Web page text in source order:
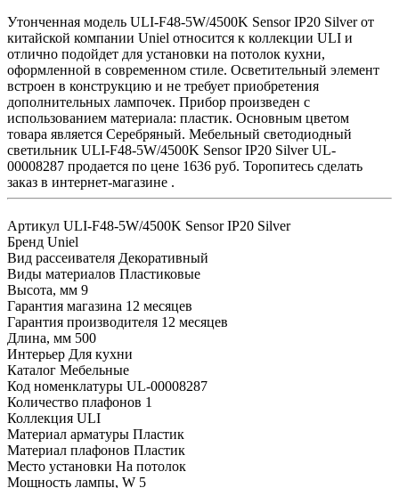
Утонченная модель ULI-F48-5W/4500K Sensor IP20 Silver от
китайской компании Uniel относится к коллекции ULI и
отлично подойдет для установки на потолок кухни,
оформленной в современном стиле. Осветительный элемент
встроен в конструкцию и не требует приобретения
дополнительных лампочек. Прибор произведен с
использованием материала: пластик. Основным цветом
товара является Серебряный. Мебельный светодиодный
светильник ULI-F48-5W/4500K Sensor IP20 Silver UL-
00008287 продается по цене 1636 руб. Торопитесь сделать
заказ в интернет-магазине .
Артикул ULI-F48-5W/4500K Sensor IP20 Silver
Бренд Uniel
Вид рассеивателя Декоративный
Виды материалов Пластиковые
Высота, мм 9
Гарантия магазина 12 месяцев
Гарантия производителя 12 месяцев
Длина, мм 500
Интерьер Для кухни
Каталог Мебельные
Код номенклатуры UL-00008287
Количество плафонов 1
Коллекция ULI
Материал арматуры Пластик
Материал плафонов Пластик
Место установки На потолок
Мощность лампы, W 5